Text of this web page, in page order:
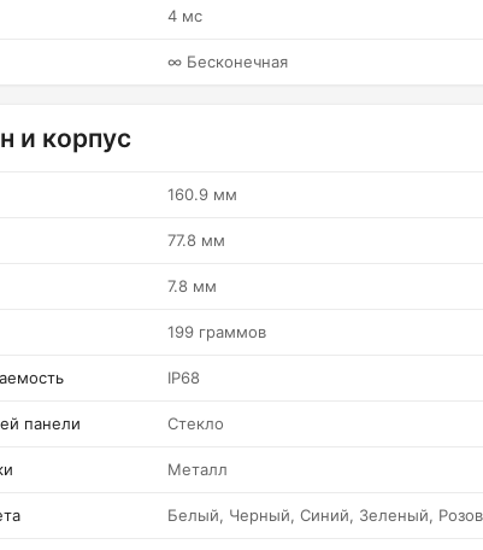
4 мс
∞ Бесконечная
и корпус
160.9 мм
77.8 мм
7.8 мм
199 граммов
IP68
панели Стекло
Металл
Белый, Черный, Синий, Зеленый,